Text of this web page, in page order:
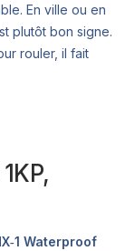
En ville ou en
plutôt bon signe.
rouler, il fait
Waterproof